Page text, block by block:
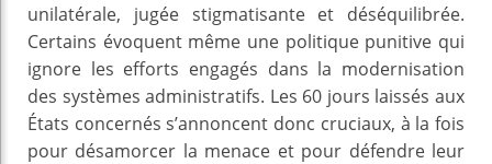
unilatérale, jugée stigmatisante et déséquilibrée.
Certains évoquent même une politique punitive qui
ignore les efforts engagés dans la modernisation
des systèmes administratifs. Les 60 jours laissés aux
États concernés s’annoncent donc cruciaux, à la fois
pour désamorcer la menace et pour défendre leur